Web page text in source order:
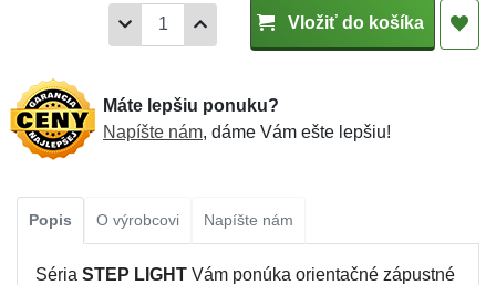
Vložiť do košíka
Máte lepšiu ponuku?
Napíšte nám, dáme Vám ešte lepšiu!
Popis O výrobcovi Napíšte nám
Séria STEP LIGHT Vám ponúka orientačné zápustné